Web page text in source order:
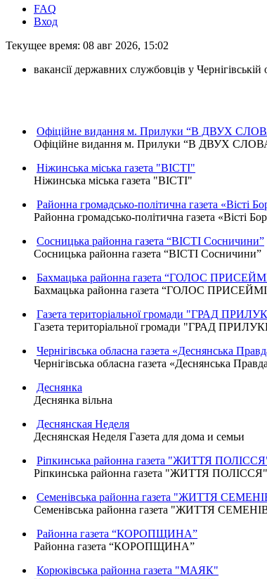
FAQ
Вход
Текущее время: 08 авг 2026, 15:02
вакансії державних службовців у
Офіційне видання м. Прилуки “В ДВУХ
Офіційне видання м. Прилуки “В ДВУХ
Ніжинська міська газета "ВІСТІ"
Ніжинська міська газета "ВІСТІ"
Районна громадсько-політична газета «Вісті
Районна громадсько-політична газета «Вісті
Сосницька районна газета “ВІСТІ Сосничини”
Сосницька районна газета “ВІСТІ Сосничини”
Бахмацька районна газета “ГОЛОС
Бахмацька районна газета “ГОЛОС
Газета територіальної громади "ГРАД
Газета територіальної громади "ГРАД
Чернігівська обласна газета «Деснянська
Чернігівська обласна газета «Деснянська
Деснянка
Деснянка вільна
Деснянская Неделя
Деснянская Неделя Газета для дома и семьи
Ріпкинська районна газета "ЖИТТЯ
Ріпкинська районна газета "ЖИТТЯ ПОЛІССЯ"
Семенівська районна газета "ЖИТТЯ
Семенівська районна газета "ЖИТТЯ
Районна газета “КОРОПЩИНА”
Районна газета “КОРОПЩИНА”
Корюківська районна газета "МАЯК"